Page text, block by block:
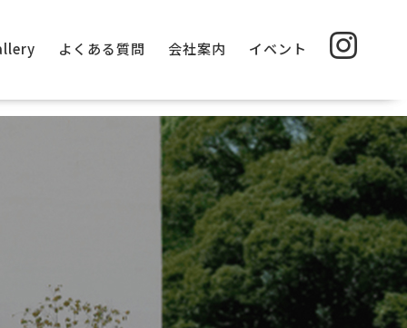
よくある質問 会社案内 イベント